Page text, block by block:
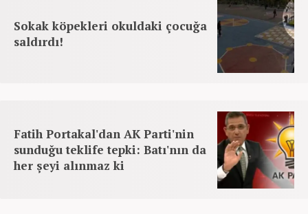
Sokak köpekleri okuldaki çocuğa
saldırdı!
Fatih Portakal'dan AK Parti'nin
sunduğu teklife tepki: Batı'nın da
her şeyi alınmaz ki